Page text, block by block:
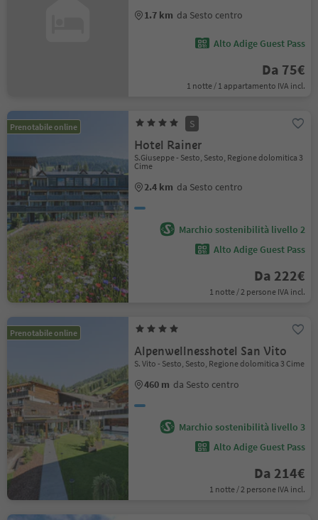
1.7 km da Sesto centro
Alto Adige Guest Pass
Da 75€
1 notte / 1 appartamento IVA incl.
Prenotabile online S
Hotel Rainer
S.Giuseppe - Sesto, Sesto, Regione dolomitica 3
Cime
2.4 km da Sesto centro
Marchio sostenibilità livello 2
Alto Adige Guest Pass
Da 222€
1 notte / 2 persone IVA incl.
Prenotabile online
Alpenwellnesshotel San Vito
S. Vito - Sesto, Sesto, Regione dolomitica 3 Cime
460 m da Sesto centro
Marchio sostenibilità livello 3
Alto Adige Guest Pass
Da 214€
1 notte / 2 persone IVA incl.